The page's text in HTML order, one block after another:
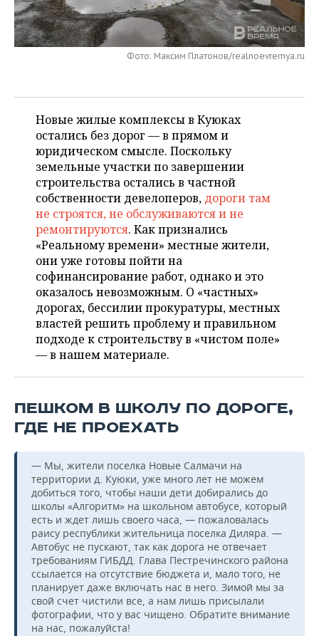
ЭНЕРГЕТИКА
УСЛУГИ
МЕДИА
ТЕЛЕКОММУНИКАЦИИ
ВЫЕЗДНАЯ РЕДАКЦИЯ
ОТКРЫТАЯ ЛЕКЦИЯ
НОВОСТИ СПОРТА
БАСКЕТБОЛ
ВОЛЕЙБОЛ
КИБЕРСПОРТ
ФИГУРНОЕ КАТАНИЕ
ВОДНЫЕ ВИДЫ СПОРТА
ХОККЕЙ С МЯЧОМ
ОБЩЕСТВО
НОВОСТИ ОБЩЕСТВА
ИНФРАСТРУКТУРА
ИСТОРИЯ
КУЛЬТУРА
МЕДИЦИНА
ОБРАЗОВАНИЕ
ПРОИСШЕСТВИЯ
СПРАВОЧНИК
СПИСОК ПЕРСОН
СПИСОК КОМПАНИЙ
ПОЛНАЯ ВЕРСИЯ
Фото: Максим Платонов/realnoevremya.ru
Новые жилые комплексы в Куюках
остались без дорог — в прямом и
юридическом смысле. Поскольку
земельные участки по завершении
строительства остались в частной
собственности девелоперов, дороги там
не строятся, не обслуживаются и не
ремонтируются. Как признались
«Реальному времени» местные жители,
они уже готовы пойти на
софинансирование работ, однако и это
оказалось невозможным. О «частных»
дорогах, бессилии прокуратуры, местных
властей решить проблему и правильном
подходе к строительству в «чистом поле»
— в нашем материале.
ПЕШКОМ В ШКОЛУ ПО ДОРОГЕ,
ГДЕ НЕ ПРОЕХАТЬ
— Мы, жители поселка Новые Салмачи на
территории д. Куюки, уже много лет не можем
добиться того, чтобы наши дети добирались до
школы «Алгоритм» на школьном автобусе, который
есть и ждет лишь своего часа, — пожаловалась
раису республики жительница поселка Диляра. —
Автобус не пускают, так как дорога не отвечает
требованиям ГИБДД. Глава Пестречинского района
ссылается на отсутствие бюджета и, мало того, не
планирует даже включать нас в него. Зимой мы за
свой счет чистили все, а нам лишь присылали
фотографии, что у вас чищено. Обратите внимание
на нас, пожалуйста!